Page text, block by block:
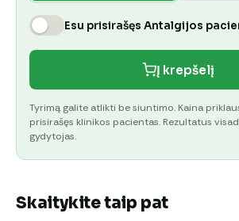
Esu prisirašęs Antalgijos
Į krepšelį
Tyrimą galite atlikti be siuntimo. Kaina
prisirašęs klinikos pacientas. Rezultatus
gydytojas.
Skaitykite taip pat